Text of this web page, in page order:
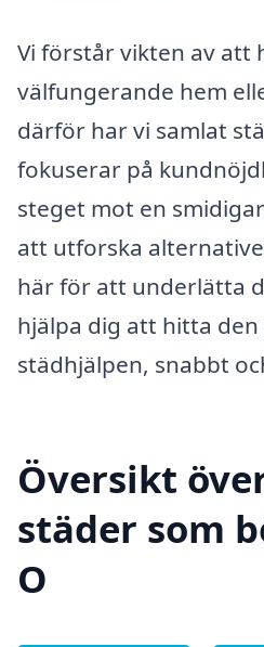
Vi förstår vikten av att
välfungerande hem
därför har vi samlat
fokuserar på
steget mot en
att utforska
här för att underlätta
hjälpa dig att hitta
städhjälpen, snabbt
Översikt
städer som
O